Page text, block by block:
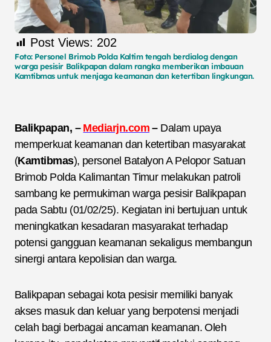
Post Views: 202
Foto: Personel Brimob Polda Kaltim tengah berdialog dengan
warga pesisir Balikpapan dalam rangka memberikan imbauan
Kamtibmas untuk menjaga keamanan dan ketertiban lingkungan.
Balikpapan, – Mediarjn.com–Dalam upaya
memperkuat keamanan dan ketertiban masyarakat
(Kamtibmas), personel Batalyon A Pelopor Satuan
Brimob Polda Kalimantan Timur melakukan patroli
sambang ke permukiman warga pesisir Balikpapan
pada Sabtu (01/02/25). Kegiatan ini bertujuan untuk
meningkatkan kesadaran masyarakat terhadap
potensi gangguan keamanan sekaligus membangun
sinergi antara kepolisian dan warga.
Balikpapan sebagai kota pesisir memiliki banyak
akses masuk dan keluar yang berpotensi menjadi
celah bagi berbagai ancaman keamanan. Oleh